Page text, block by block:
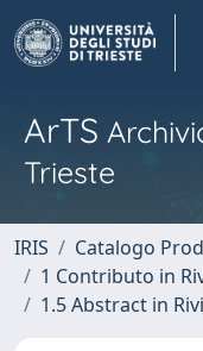
ArTS
Trieste
IRIS
Catalogo
1 Contributo in
1.5 Abstract in